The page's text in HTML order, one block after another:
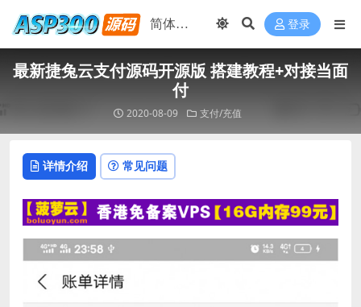
登录
最新捷兔云支付源码开源版 搭建教程+对接当面
付
2020-08-09 支付/充值
详情介绍 常见问题